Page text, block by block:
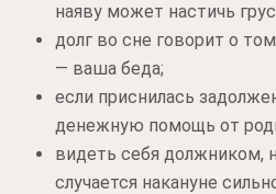
наяву может настичь
долг во сне говорит о
— ваша беда;
если приснилась
денежную помощь от
видеть себя должником,
случается накануне